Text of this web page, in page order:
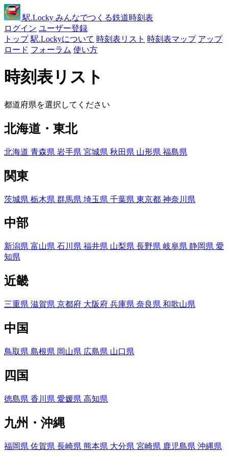
駅.Locky みんなでつくる鉄道時刻表
ログイン ユーザー登録
トップ 駅.Lockyについて 時刻表リスト 時刻表マップ アップ
ロード フォーラム 使い方
時刻表リスト
都道府県を選択してください
北海道・東北
北海道 青森県 岩手県 宮城県 秋田県 山形県 福島県
関東
茨城県 栃木県 群馬県 埼玉県 千葉県 東京都 神奈川県
中部
新潟県 富山県 石川県 福井県 山梨県 長野県 岐阜県 静岡県 愛
知県
近畿
三重県 滋賀県 京都府 大阪府 兵庫県 奈良県 和歌山県
中国
鳥取県 島根県 岡山県 広島県 山口県
四国
徳島県 香川県 愛媛県 高知県
九州・沖縄
福岡県 佐賀県 長崎県 熊本県 大分県 宮崎県 鹿児島県 沖縄県